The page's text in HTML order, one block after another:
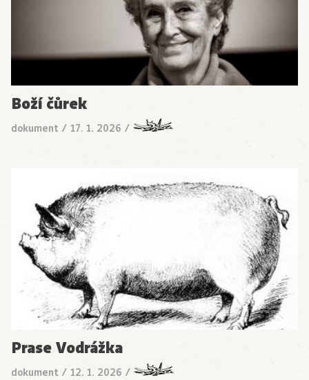
Boží čůrek
dokument / 17. 1. 2026 /
Prase Vodrážka
dokument / 12. 1. 2026 /